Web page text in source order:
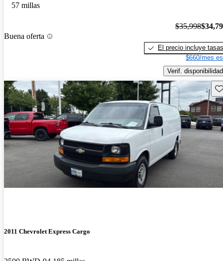
57 millas
Buena oferta
$35,998
El precio incluye tasas
$660/mes
Verif. disponibilidad
2011 Chevrolet Express Cargo